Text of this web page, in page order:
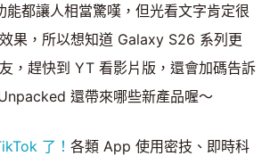
能都讓人相當驚嘆，但光看文字肯定很
果，所以想知道 Galaxy S26 系列更
，趕快到 YT 看影片版，還會加碼告訴
還帶來哪些新產品喔～
了！ 各類 App 使用密技、即時科